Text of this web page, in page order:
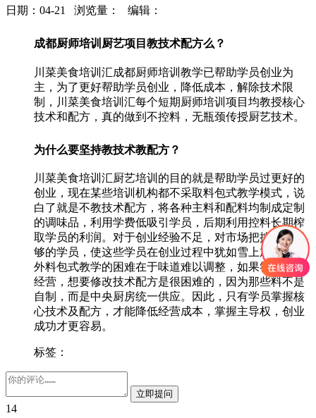
日期：04-21 浏览量： 编辑：
成都厨师培训厨艺项目教技术配方么？
川菜美食培训汇成都厨师培训教学已帮助学员创业为
主，为了更好帮助学员创业，降低成本，解除技术限
制，川菜美食培训汇每个短期厨师培训项目均教授核心
技术和配方，真的做到不控料，无瓶颈传授厨艺技术。
为什么要坚持教技术教配方？
川菜美食培训汇厨艺培训的目的就是帮助学员过更好的
创业，现在某些培训机构都不采取料包式教学模式，说
白了就是不教技术配方，将各种主料和配料均制成定制
的调味品，利用学费低吸引学员，后期利用控料长期榨
取学员的利润。对于创业经验不足，对市场把控能力不
够的学员，使这些学员在创业过程中犹如雪上加霜。另
外料包式教学的困难在于味道难以调整，如果符合当地
经营，想要修改技术配方是很困难的，因为那些料不是
自制，而是中央厨房统一供应。因此，只有学员掌握核
心技术及配方，才能降低经营成本，掌握主导权，创业
成功才更容易。
标签：
14